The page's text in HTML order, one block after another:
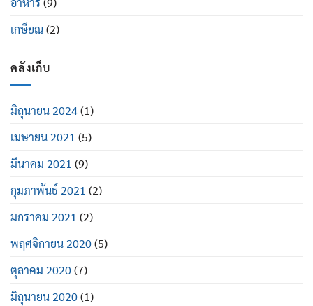
เกษียณ(2)
คลังเก็บ
มิถุนายน 2024(1)
เมษายน 2021 (5)
มีนาคม 2021 (9)
กุมภาพันธ์ 2021 (2)
มกราคม 2021 (2)
พฤศจิกายน 2020(5)
ตุลาคม 2020(7)
มิถุนายน 2020(1)